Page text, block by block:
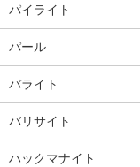
パイライト
パール
バライト
バリサイト
ハックマナイト